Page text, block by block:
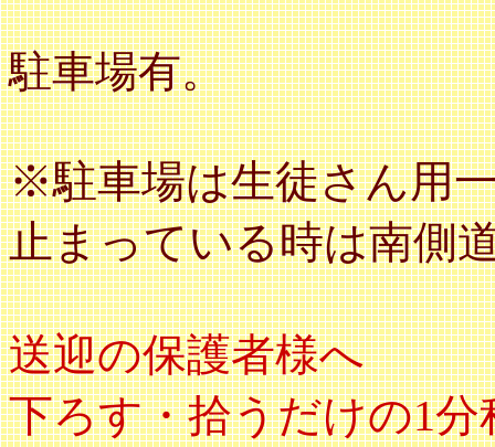
駐車場有。
※駐車場は生徒さん用
止まっている時は南側
送迎の保護者様へ
下ろす・拾うだけの1